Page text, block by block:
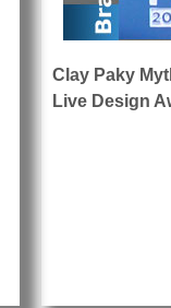
Clay Paky
Live Design